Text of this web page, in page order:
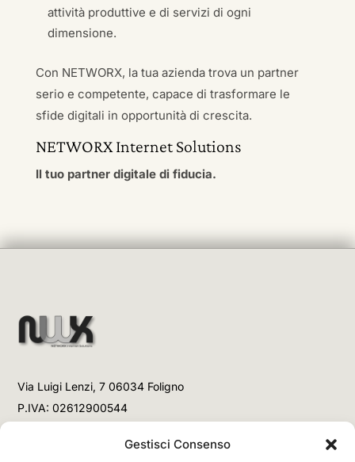
Gestisci Consenso
attività produttive e di servizi di ogni
dimensione.
Con NETWORX, la tua azienda trova un partner
serio e competente, capace di trasformare le
sfide digitali in opportunità di crescita.
NETWORX Internet Solutions
Il tuo partner digitale di fiducia.
Via Luigi Lenzi, 7 06034 Foligno
P.IVA: 02612900544